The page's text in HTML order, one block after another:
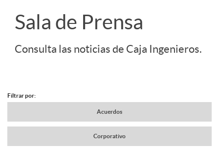
S
Sala de Prensa
Consulta las noticias de Caja Ingenieros.
N
Filtrar por:
Acuerdos
Corporativo